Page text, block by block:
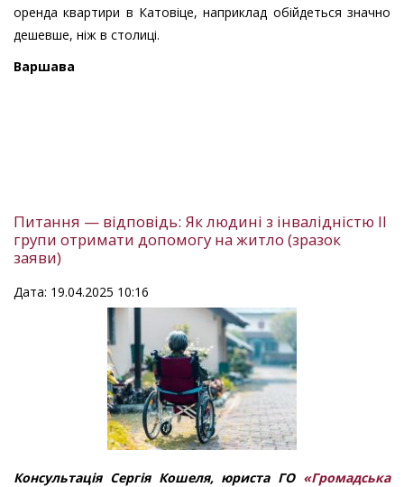
оренда квартири в Катовіце, наприклад обійдеться значно
дешевше, ніж в столиці.
Варшава
Питання — відповідь: Як людині з інвалідністю ІІ
групи отримати допомогу на житло (зразок
заяви)
Дата: 19.04.2025 10:16
Консультація Сергія Кошеля, юриста ГО «Громадська